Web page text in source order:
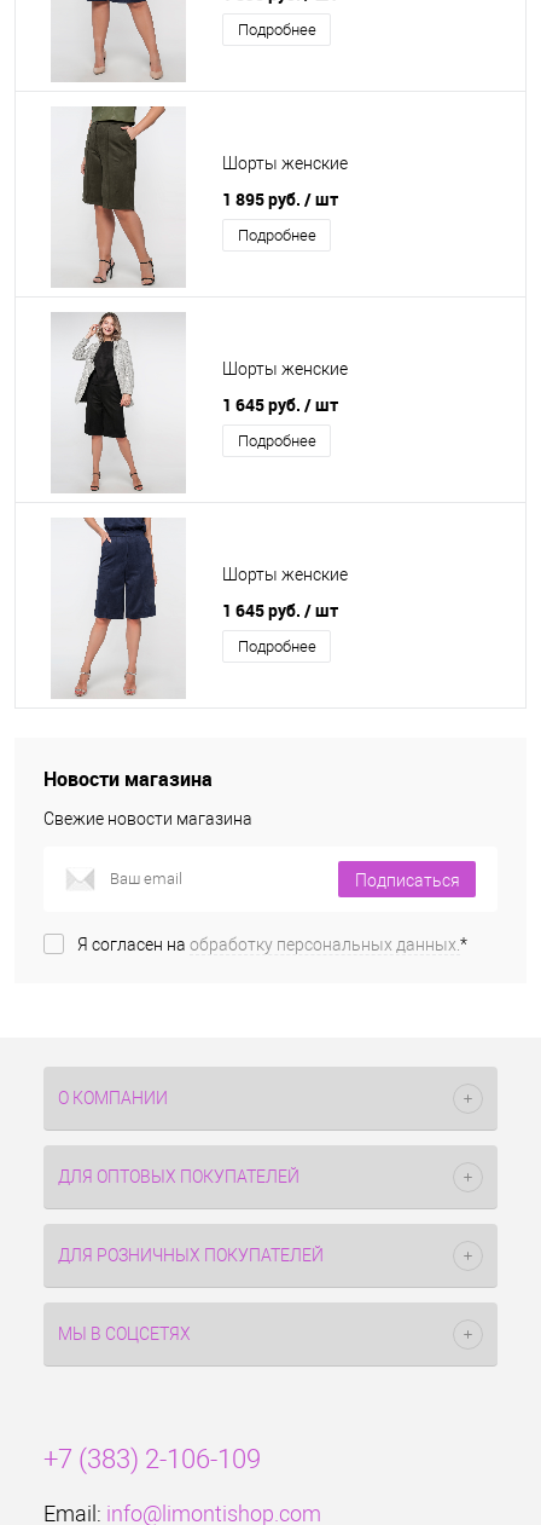
Подробнее
Шорты женские
1 895 руб. / шт
Подробнее
Шорты женские
1 645 руб. / шт
Подробнее
Шорты женские
1 645 руб. / шт
Подробнее
Новости магазина
Свежие новости магазина
Подписаться
Я согласен на обработку персональных данных.*
О КОМПАНИИ
ДЛЯ ОПТОВЫХ ПОКУПАТЕЛЕЙ
ДЛЯ РОЗНИЧНЫХ ПОКУПАТЕЛЕЙ
МЫ В СОЦСЕТЯХ
+7 (383) 2-106-109
Email: info@limontishop.com